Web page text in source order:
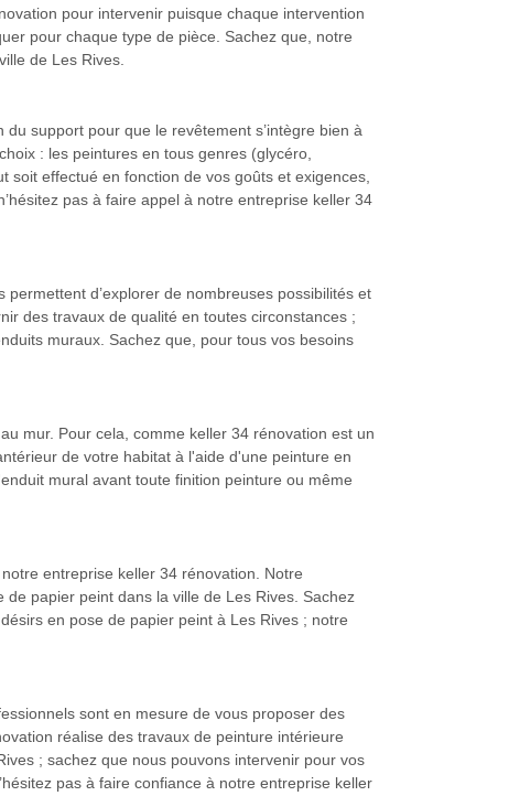
pour intervenir puisque chaque intervention
pour chaque type de pièce. Sachez que, notre
de Les Rives.
support pour que le revêtement s’intègre bien à
: les peintures en tous genres (glycéro,
effectué en fonction de vos goûts et exigences,
pas à faire appel à notre entreprise keller 34
d’explorer de nombreuses possibilités et
des travaux de qualité en toutes circonstances ;
muraux. Sachez que, pour tous vos besoins
mur. Pour cela, comme keller 34 rénovation est un
de votre habitat à l'aide d'une peinture en
mural avant toute finition peinture ou même
entreprise keller 34 rénovation. Notre
papier peint dans la ville de Les Rives. Sachez
en pose de papier peint à Les Rives ; notre
sont en mesure de vous proposer des
réalise des travaux de peinture intérieure
; sachez que nous pouvons intervenir pour vos
pas à faire confiance à notre entreprise keller